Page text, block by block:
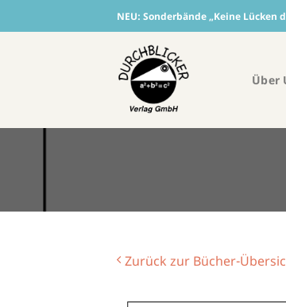
to
NEU: Sonderbände „Keine Lücken
Über
Zurück zur Bücher-